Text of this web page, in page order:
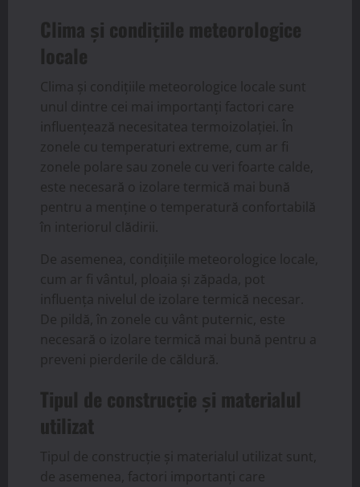
Clima și condițiile meteorologice
locale
Clima și condițiile meteorologice locale sunt
unul dintre cei mai importanți factori care
influențează necesitatea termoizolației. În
zonele cu temperaturi extreme, cum ar fi
zonele polare sau zonele cu veri foarte calde,
este necesară o izolare termică mai bună
pentru a menține o temperatură confortabilă
în interiorul clădirii.
De asemenea, condițiile meteorologice locale,
cum ar fi vântul, ploaia și zăpada, pot
influența nivelul de izolare termică necesar.
De pildă, în zonele cu vânt puternic, este
necesară o izolare termică mai bună pentru a
preveni pierderile de căldură.
Tipul de construcție și materialul
utilizat
Tipul de construcție și materialul utilizat sunt,
de asemenea, factori importanți care